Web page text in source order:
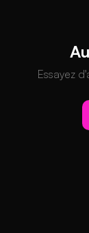
Essayez